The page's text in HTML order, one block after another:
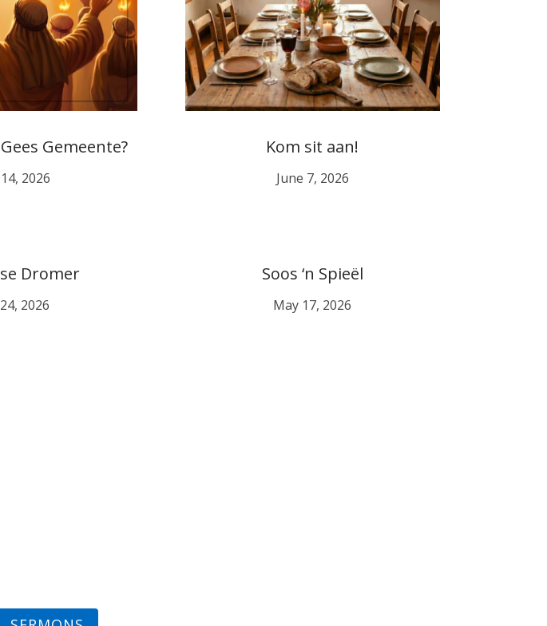
Gemeente?
2026
Kom sit aan!
June 7, 2026
Dromer
2026
Soos ‘n Spieël
May 17, 2026